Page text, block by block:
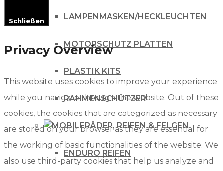
LAMPENMASKEN/HECKLEUCHTEN
MOTORSCHUTZ PLATTEN
PLASTIK KITS
RAHMENSCHÜTZER
RÄDER, REIFEN & FELGEN
ENDURO REIFEN
Schließen
Privacy Overview
This website uses cookies to improve your experience
while you navigate through the website. Out of these
cookies, the cookies that are categorized as necessary
are stored on your browser as they are essential for
the working of basic functionalities of the website. We
also use third-party cookies that help us analyze and